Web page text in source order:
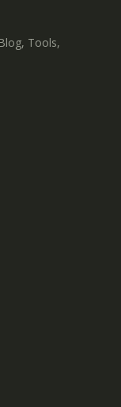
Tools,